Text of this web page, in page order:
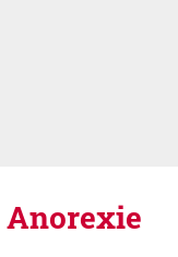
Anorexie